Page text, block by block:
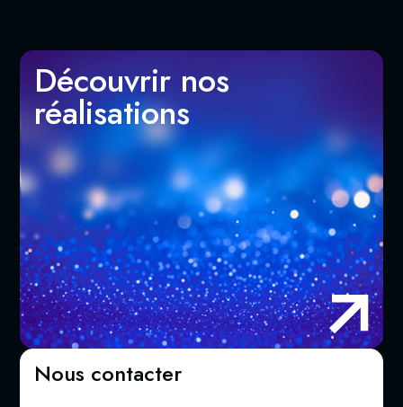
Découvrir nos
réalisations
Nous contacter